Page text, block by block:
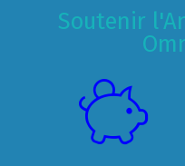
Soutenir